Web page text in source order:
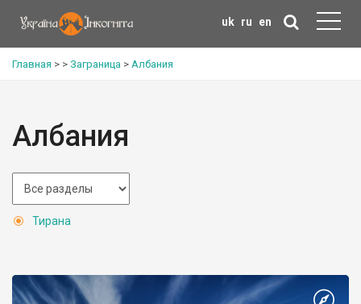
uk ru en
Главная > > Заграница > Албания
Албания
Тирана